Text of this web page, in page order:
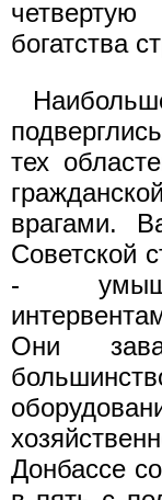
богатства
тех
врагами.
Советской
-
Они
Донбассе